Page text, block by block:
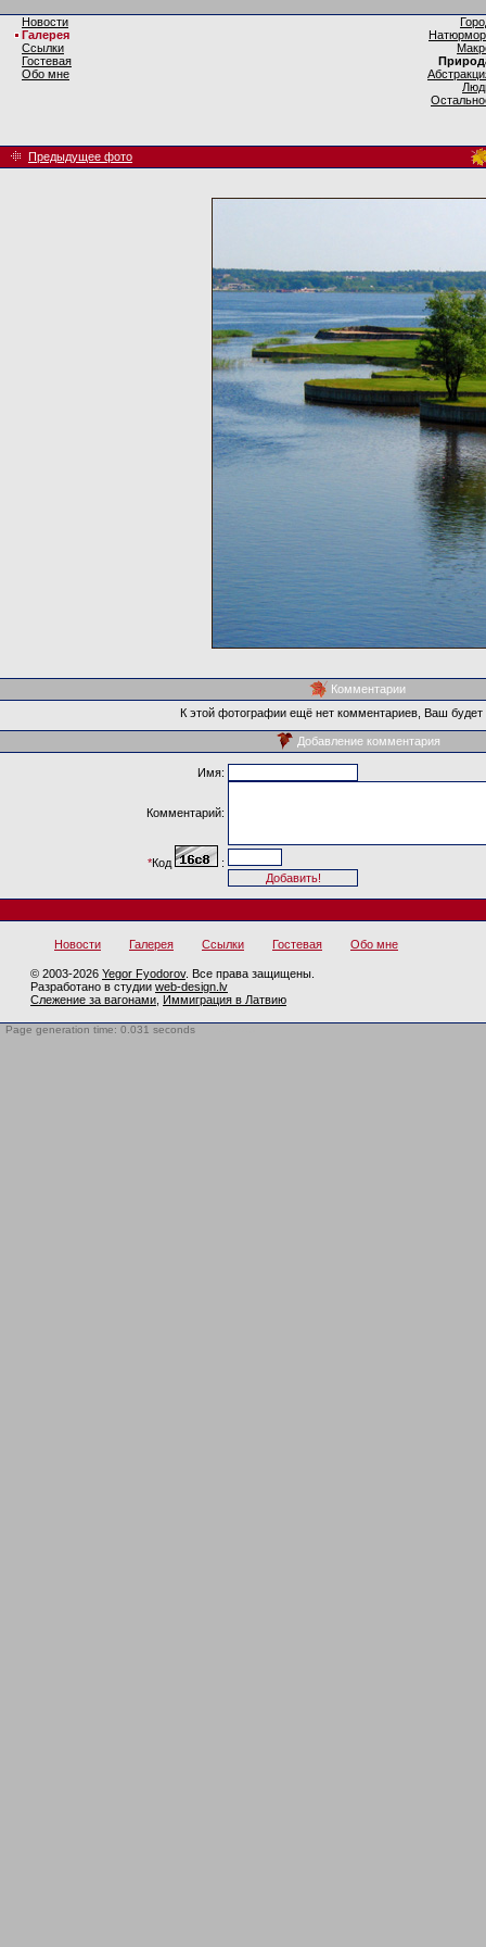
Новости
Галерея
Ссылки
Гостевая
Обо мне
Предыдущее фото
Комментарии
К этой фотографии ещё нет комментариев, Ваш
Добавление комментария
Имя:
Комментарий:
*Код :
Новости Галерея Ссылки Гостевая Обо мне
© 2003-2026 Yegor Fyodorov. Все права защищены.
Разработано в студии web-design.lv
Слежение за вагонами Иммиграция в Латвию
Page generation time: 0.031 seconds